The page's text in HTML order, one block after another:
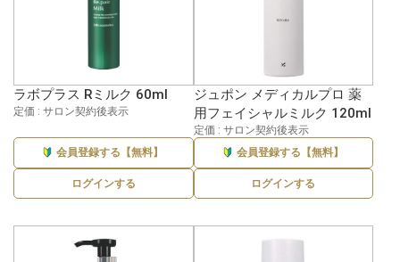
ラボプラス Rミルク 60ml
定価 : サロン契約後表示
会員登録する【無料】
ログインする
ジュポン メディカルプロ 薬
用フェイシャルミルク 120ml
定価 : サロン契約後表示
会員登録する【無料】
ログインする